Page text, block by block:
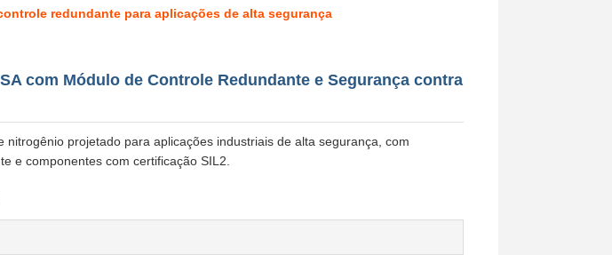
redundante para aplicações de alta segurança
com Módulo de Controle Redundante e Segurança contra
nitrogênio projetado para aplicações industriais de alta segurança, com
e componentes com certificação SIL2.